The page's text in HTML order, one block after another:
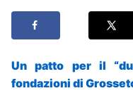
Un patto per il
fondazioni di